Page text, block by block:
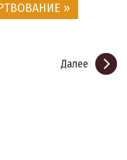
»
Далее